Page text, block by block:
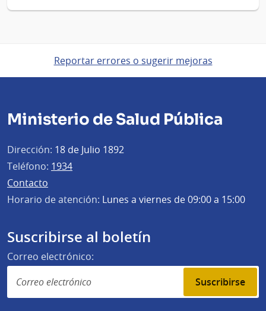
Reportar errores o sugerir mejoras
Ministerio de Salud Pública
Dirección: 18 de Julio 1892
Teléfono: 1934
Contacto
Horario de atención: Lunes a viernes de 09:00 a 15:00
Suscribirse al boletín
Correo electrónico:
Suscribirse